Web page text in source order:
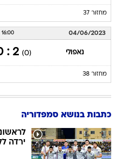
מחזור 37
04/06/2023
16:00
נאפולי (0)
2 : 0
מחזור 38
כתבות בנושא סמפדוריה
ירדה